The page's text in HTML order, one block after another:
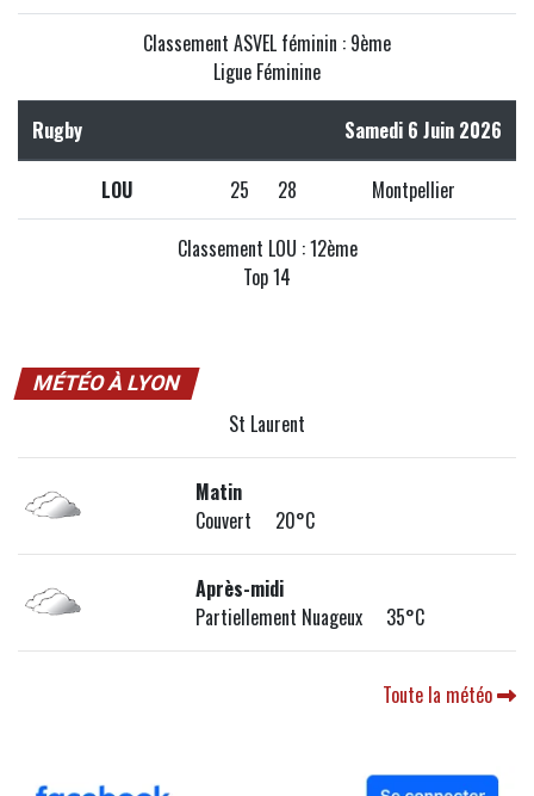
Classement ASVEL féminin : 9ème
Ligue Féminine
Rugby Samedi 6 Juin 2026
LOU 25 28 Montpellier
Classement LOU : 12ème
Top 14
MÉTÉO À LYON
St Laurent
Matin
Couvert 20°C
Après-midi
Partiellement Nuageux 35°C
Toute la météo